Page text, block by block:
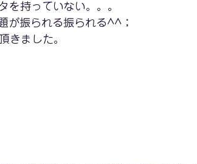
を持っていない。。。
が振られる振られる^^；
きました。